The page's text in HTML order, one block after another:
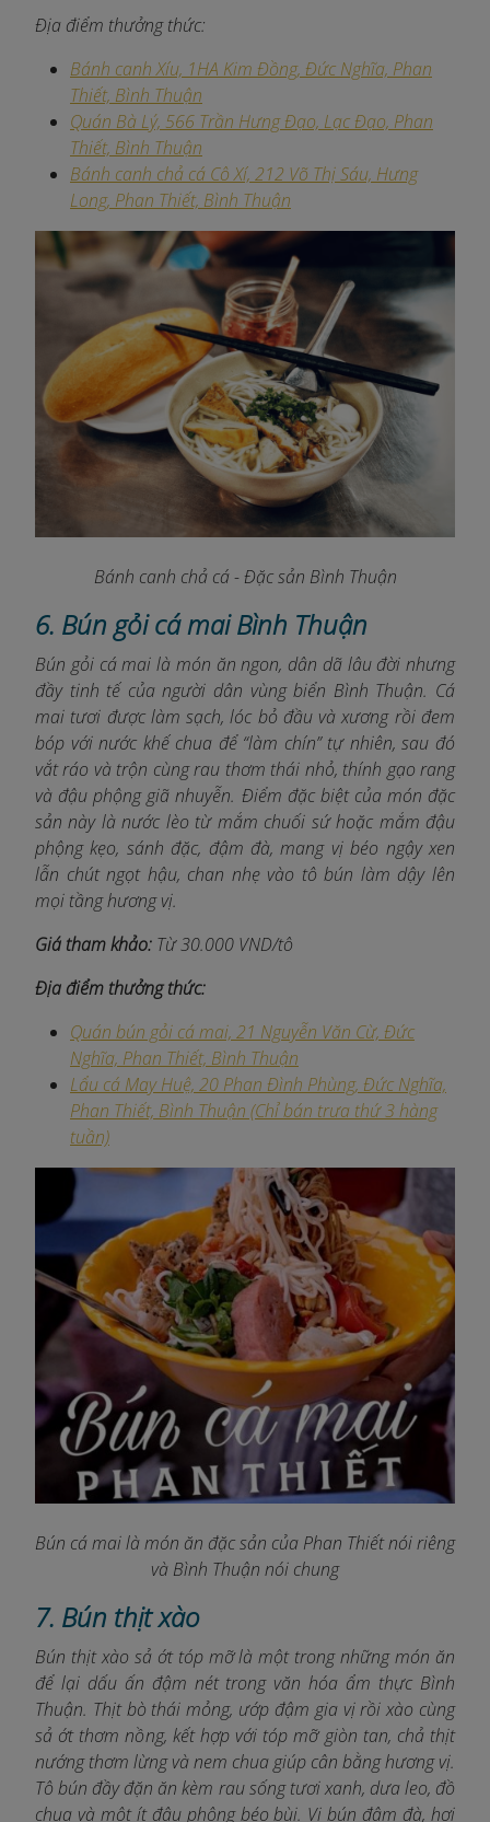
Địa điểm thưởng thức:
Bánh canh Xíu, 1HA Kim Đồng, Đức Nghĩa, Phan
Thiết, Bình Thuận
Quán Bà Lý, 566 Trần Hưng Đạo, Lạc Đạo, Phan
Thiết, Bình Thuận
Bánh canh chả cá Cô Xí, 212 Võ Thị Sáu, Hưng
Long, Phan Thiết, Bình Thuận
Bánh canh chả cá - Đặc sản Bình Thuận
6. Bún gỏi cá mai Bình Thuận
Bún gỏi cá mai là món ăn ngon, dân dã lâu đời nhưng
đầy tinh tế của người dân vùng biển Bình Thuận. Cá
mai tươi được làm sạch, lóc bỏ đầu và xương rồi đem
bóp với nước khế chua để “làm chín” tự nhiên, sau đó
vắt ráo và trộn cùng rau thơm thái nhỏ, thính gạo rang
và đậu phộng giã nhuyễn. Điểm đặc biệt của món đặc
sản này là nước lèo từ mắm chuối sứ hoặc mắm đậu
phộng kẹo, sánh đặc, đậm đà, mang vị béo ngậy xen
lẫn chút ngọt hậu, chan nhẹ vào tô bún làm dậy lên
mọi tầng hương vị.
Giá tham khảo: Từ 30.000 VND/tô
Địa điểm thưởng thức:
Quán bún gỏi cá mai, 21 Nguyễn Văn Cừ, Đức
Nghĩa, Phan Thiết, Bình Thuận
Lẩu cá May Huệ, 20 Phan Đình Phùng, Đức Nghĩa,
Phan Thiết, Bình Thuận (Chỉ bán trưa thứ 3 hàng
tuần)
Bún cá mai là món ăn đặc sản của Phan Thiết nói riêng
và Bình Thuận nói chung
7. Bún thịt xào
Bún thịt xào sả ớt tóp mỡ là một trong những món ăn
để lại dấu ấn đậm nét trong văn hóa ẩm thực Bình
Thuận. Thịt bò thái mỏng, ướp đậm gia vị rồi xào cùng
sả ớt thơm nồng, kết hợp với tóp mỡ giòn tan, chả thịt
nướng thơm lừng và nem chua giúp cân bằng hương vị.
Tô bún đầy đặn ăn kèm rau sống tươi xanh, dưa leo, đồ
chua và một ít đậu phộng béo bùi. Vị bún đậm đà, hơi